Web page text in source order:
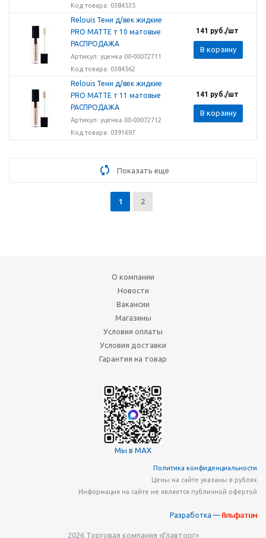
Код товара: 0384535
Relouis Тени д/век жидкие
PRO MATTE т 10 матовые
РАСПРОДАЖА
Артикул: уценка 00-00072711
Код товара: 0384562
141 руб./шт
В корзину
Relouis Тени д/век жидкие
PRO MATTE т 11 матовые
РАСПРОДАЖА
Артикул: уценка 00-00072712
Код товара: 0391697
141 руб./шт
В корзину
Показать еще
1 2
О компании
Новости
Вакансии
Магазины
Условия оплаты
Условия доставки
Гарантия на товар
Мы в MAX
Политика конфиденциальности
Цены на сайте указаны в рублях
Информация на сайте не является публичной офертой
Разработка —
2026 Торговая компания «Главторг»